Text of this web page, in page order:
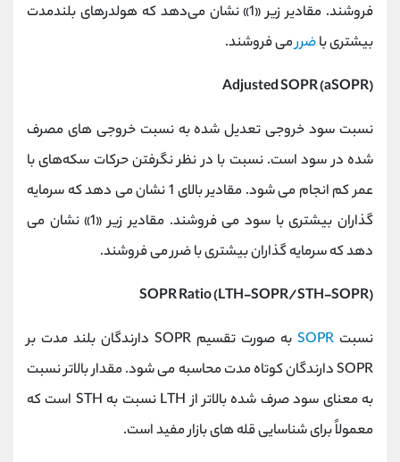
فروشند. مقادیر زیر «1» نشان می‌دهد که هولدرهای بلندمدت
بیشتری باضررمی ‌فروشند.
Adjusted SOPR (aSOPR)
نسبت سود خروجی تعدیل شده به نسبت خروجی های مصرف
شده در سود است. نسبت با در نظر نگرفتن حرکات سکه‌های با
عمر کم انجام می شود. مقادیر بالای 1 نشان می دهد که سرمایه
گذاران بیشتری با سود می فروشند. مقادیر زیر «1» نشان می
دهد که سرمایه گذاران بیشتری با ضرر می فروشند.
SOPR Ratio (LTH-SOPR/STH-SOPR)
نسبت SOPR
به صورت تقسیم SOPR دارندگان بلند مدت بر
SOPR دارندگان کوتاه مدت محاسبه می شود. مقدار بالاتر نسبت
به معنای سود صرف شده بالاتر از LTH نسبت به STH است که
معمولاً برای شناسایی قله های بازار مفید است.